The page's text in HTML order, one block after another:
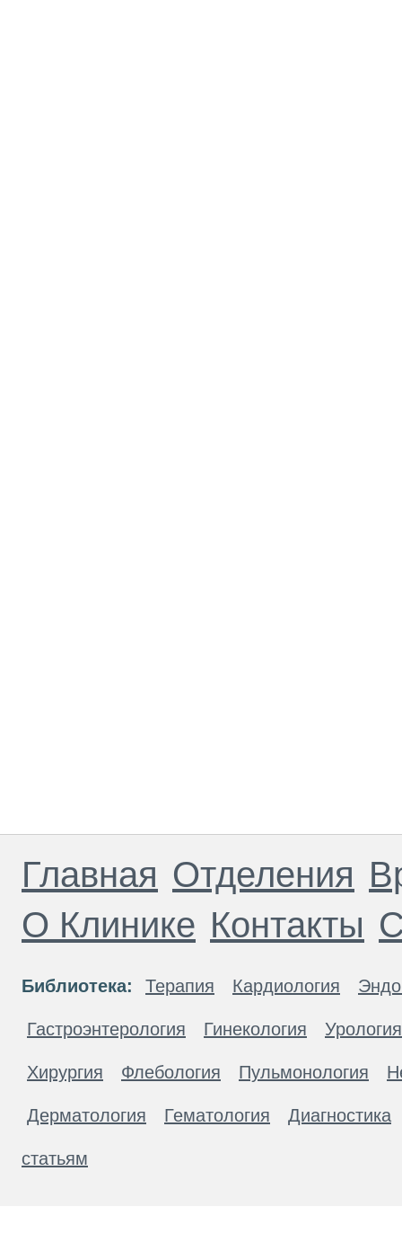
Главная Отделения
О Клинике Контакты
Библиотека: Терапия Кардиология
Гастроэнтерология Гинекология Урология
Хирургия Флебология Пульмонология
Дерматология Гематология Диагностика
статьям